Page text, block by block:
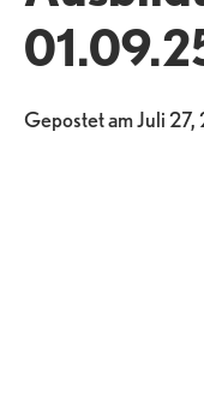
Gepostet amJuli